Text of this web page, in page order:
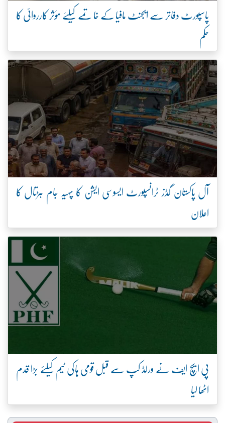
پاسپورٹ دفاتر سے ایجنٹ مافیا کے خاتمے کیلئے مؤثر کارروائی کا
حکم
آل پاکستان گڈز ٹرانسپورٹ ایسوسی ایشن کا پہیہ جام ہڑتال کا
اعلان
پی ایچ ایف نے ورلڈ کپ سے قبل قومی ہاکی ٹیم کیلئے بڑا قدم
اٹھا لیا